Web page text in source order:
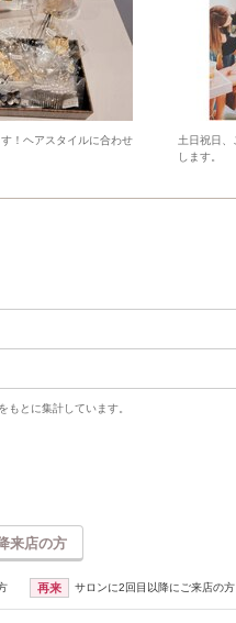
！ヘアスタイルに合わせ
土日祝日
します。
とに集計しています。
来店の方
再来 サロンに2回目以降にご来店の方